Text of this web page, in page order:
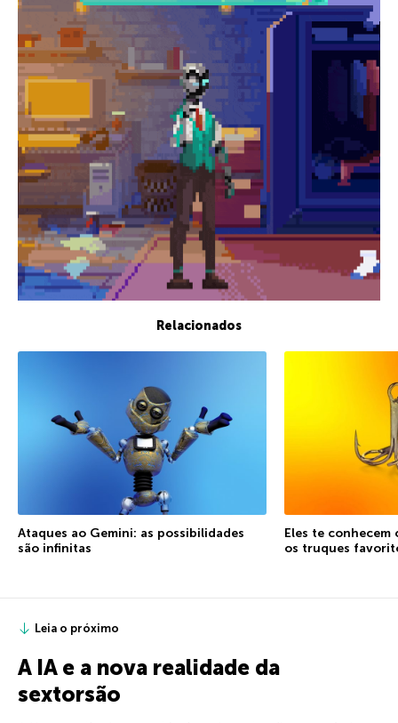
Relacionados
Ataques ao Gemini: as possibilidades
são infinitas
Eles te conhecem
os truques
Leia o próximo
A IA e a nova realidade da
sextorsão